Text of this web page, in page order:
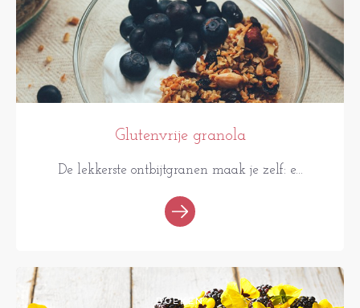
Glutenvrije granola
De lekkerste ontbijtgranen maak je zelf: e...
BOEKEN